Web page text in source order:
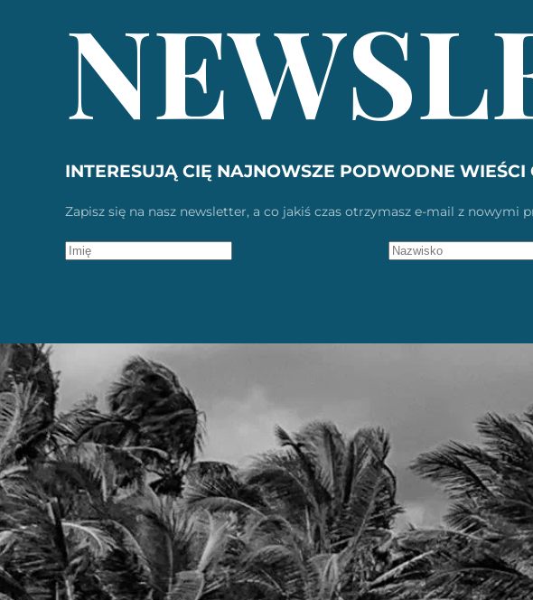
INTERESUJĄ CIĘ NAJNOWSZE PODWODNE WIEŚCI
Zapisz się na nasz newsletter, a co jakiś czas otrzymasz e-mail z